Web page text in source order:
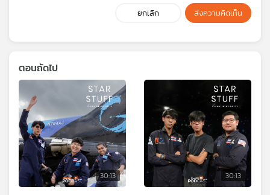
ยกเลิก ส่งความคิดเห็น
ตอนถัดไป
30:13 30:13